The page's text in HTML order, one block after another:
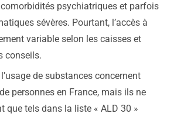
psychiatriques et parfois
sévères. Pourtant, l’accès à
variable selon les caisses et
conseils.
de substances concernent
personnes en France, mais ils ne
que tels dans la liste « ALD 30 »